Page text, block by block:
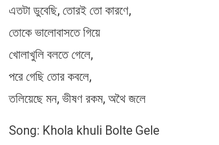
এতটা ডুবেছি, তোরই তো কারণে,
তোকে ভালোবাসতে গিয়ে
খোলাখুলি বলতে গেলে,
পরে গেছি তোর কবলে,
তলিয়েছে মন, ভীষণ রকম, অথৈ জলে
Song: Khola khuli Bolte Gele